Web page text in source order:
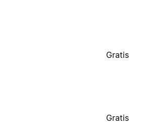
Gratis
Gratis